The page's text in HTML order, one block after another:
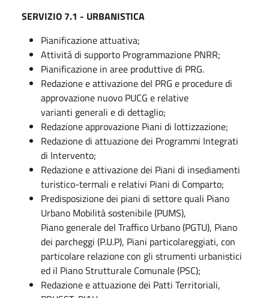
SERVIZIO 7.1 - URBANISTICA
Pianificazione attuativa;
Attività di supporto Programmazione PNRR;
Pianificazione in aree produttive di PRG.
Redazione e attivazione del PRG e procedure di
approvazione nuovo PUCG e relative
varianti generali e di dettaglio;
Redazione approvazione Piani di lottizzazione;
Redazione di attuazione dei Programmi Integrati
di Intervento;
Redazione e attivazione dei Piani di insediamenti
turistico-termali e relativi Piani di Comparto;
Predisposizione dei piani di settore quali Piano
Urbano Mobilità sostenibile (PUMS),
Piano generale del Traffico Urbano (PGTU), Piano
dei parcheggi (P.U.P), Piani particolareggiati, con
particolare relazione con gli strumenti urbanistici
ed il Piano Strutturale Comunale (PSC);
Redazione e attuazione dei Patti Territoriali,